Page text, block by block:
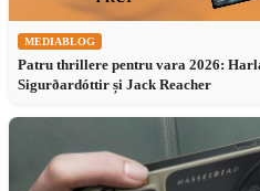
MEDIABLOG
Patru thrillere pentru vara 2026:
Sigurðardóttir și Jack Reacher